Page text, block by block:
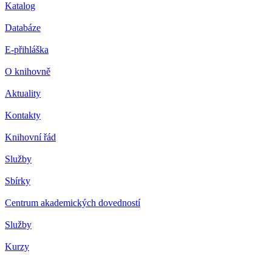
Katalog
Databáze
E-přihláška
O knihovně
Aktuality
Kontakty
Knihovní řád
Služby
Sbírky
Centrum akademických dovedností
Služby
Kurzy